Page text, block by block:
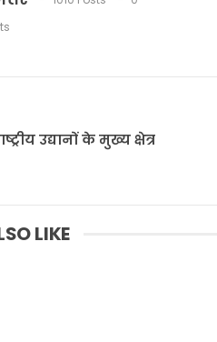
उद्यानों के मुख्य क्षेत्र
LIKE